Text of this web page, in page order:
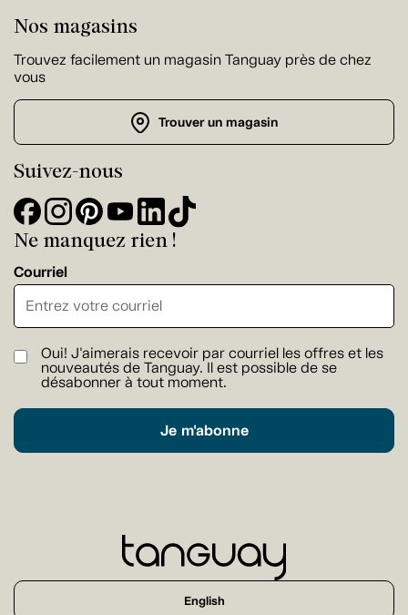
Nos magasins
Trouvez facilement un magasin Tanguay près de chez
vous
Trouver un magasin
Suivez-nous
Ne manquez rien !
Courriel
Oui! J'aimerais recevoir par courriel les offres et les
nouveautés de Tanguay. Il est possible de se
désabonner à tout moment.
Je m'abonne
English